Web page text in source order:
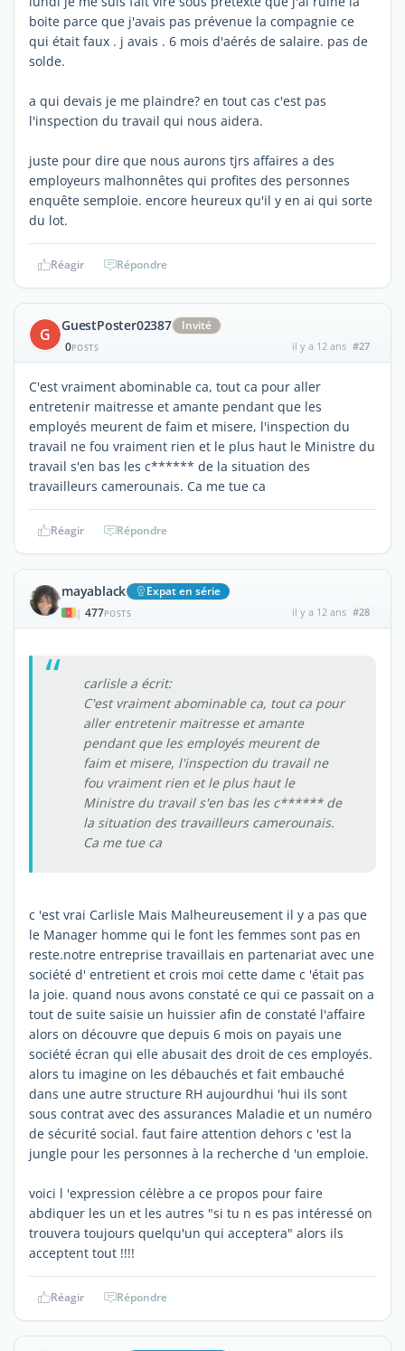
boite parce que j'avais pas prévenue la compagnie ce
qui était faux . j avais . 6 mois d'aérés de salaire. pas de
solde.
a qui devais je me plaindre? en tout cas c'est pas
l'inspection du travail qui nous aidera.
juste pour dire que nous aurons tjrs affaires a des
employeurs malhonnêtes qui profites des personnes
enquête semploie. encore heureux qu'il y en ai qui sorte
du lot.
Réagir Répondre
G GuestPoster02387
Invité
0POSTS il y a 12 ans #27
C'est vraiment abominable ca, tout ca pour aller
entretenir maitresse et amante pendant que les
employés meurent de faim et misere, l'inspection du
travail ne fou vraiment rien et le plus haut le Ministre du
travail s'en bas les c****** de la situation des
travailleurs camerounais. Ca me tue ca
Réagir Répondre
mayablack Expat en série
| 477POSTS il y a 12 ans #28
carlisle a écrit:
C'est vraiment abominable ca, tout ca pour
aller entretenir maitresse et amante
pendant que les employés meurent de
faim et misere, l'inspection du travail ne
fou vraiment rien et le plus haut le
Ministre du travail s'en bas les c****** de
la situation des travailleurs camerounais.
Ca me tue ca
c 'est vrai Carlisle Mais Malheureusement il y a pas que
le Manager homme qui le font les femmes sont pas en
reste.notre entreprise travaillais en partenariat avec une
société d' entretient et crois moi cette dame c 'était pas
la joie. quand nous avons constaté ce qui ce passait on a
tout de suite saisie un huissier afin de constaté l'affaire
alors on découvre que depuis 6 mois on payais une
société écran qui elle abusait des droit de ces employés.
alors tu imagine on les débauchés et fait embauché
dans une autre structure RH aujourdhui 'hui ils sont
sous contrat avec des assurances Maladie et un numéro
de sécurité social. faut faire attention dehors c 'est la
jungle pour les personnes à la recherche d 'un emploie.
voici l 'expression célèbre a ce propos pour faire
abdiquer les un et les autres "si tu n es pas intéressé on
trouvera toujours quelqu'un qui acceptera" alors ils
acceptent tout !!!!
Réagir Répondre